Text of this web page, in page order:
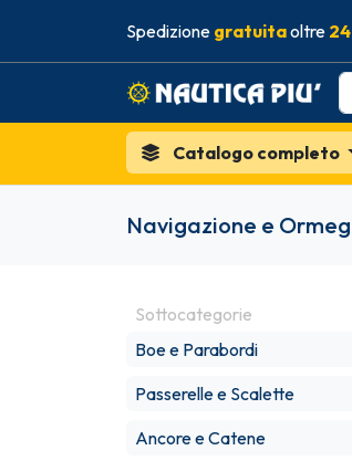
Spedizione gratuitaoltre
Catalogo completo
Navigazione e
Sottocategorie
Boe e Parabordi
Passerelle e Scalette
Ancore e Catene